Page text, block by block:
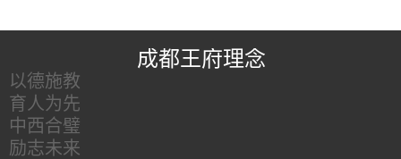
成都王府理念
以德施教
育人为先
中西合璧
励志未来